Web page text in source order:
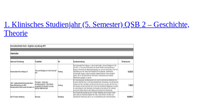
1. Klinisches Studienjahr (5. Semester) QSB 2 – Geschichte,
Theorie